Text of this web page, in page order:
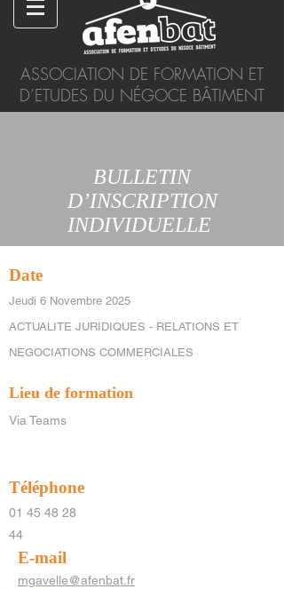
ASSOCIATION DE FORMATION ET
D’ETUDES DU NÉGOCE BÂTIMENT
BULLETIN
D’INSCRIPTION
INDIVIDUELLE
Date
Jeudi 6 Novembre 2025
ACTUALITE JURIDIQUES - RELATIONS ET
NEGOCIATIONS COMMERCIALES
Lieu de formation
Via Teams
Téléphone
01 45 48 28
44
E-mail
mgavelle@afenbat.fr